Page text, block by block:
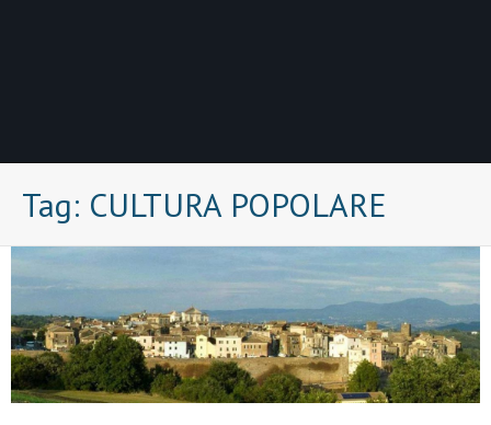
Tag: CULTURA POPOLARE